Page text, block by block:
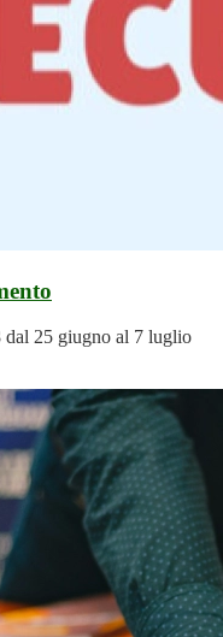
dal 25 giugno al 7 luglio